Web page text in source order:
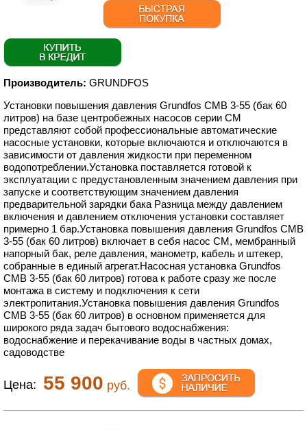
Производитель: GRUNDFOS
Установки повышения давления Grundfos CMB 3-55 (бак 60
литров) на базе центробежных насосов серии CM
представляют собой профессиональные автоматические
насосные установки, которые включаются и отключаются в
зависимости от давления жидкости при переменном
водопотреблении.Установка поставляется готовой к
эксплуатации с предустановленным значением давления при
запуске и соответствующим значением давления
предварительной зарядки бака Разница между давлением
включения и давлением отключения установки составляет
примерно 1 бар.Установка повышения давления Grundfos CMB
3-55 (бак 60 литров) включает в себя насос CM, мембранный
напорный бак, реле давления, манометр, кабель и штекер,
собранные в единый агрегат.Насосная установка Grundfos
CMB 3-55 (бак 60 литров) готова к работе сразу же после
монтажа в систему и подключения к сети
электропитания.Установка повышения давления Grundfos
CMB 3-55 (бак 60 литров) в основном применяется для
широкого ряда задач бытового водоснабжения:
водоснабжение и перекачивание воды в частных домах,
садоводстве
Цена: 55 900 руб.